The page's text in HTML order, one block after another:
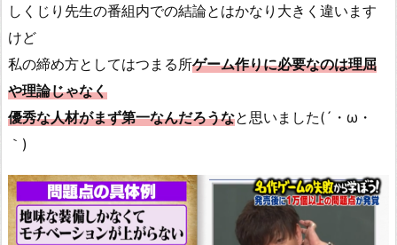
しくじり先生の番組内での結論とはかなり大きく違います
けど
私の締め方としてはつまる所ゲーム作りに必要なのは理屈
や理論じゃなく
優秀な人材がまず第一なんだろうなと思いました(´・ω・
｀)